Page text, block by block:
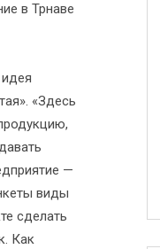
в Трнаве
«Здесь
—
виды
сделать
Как